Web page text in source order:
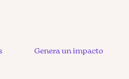
Genera un impacto